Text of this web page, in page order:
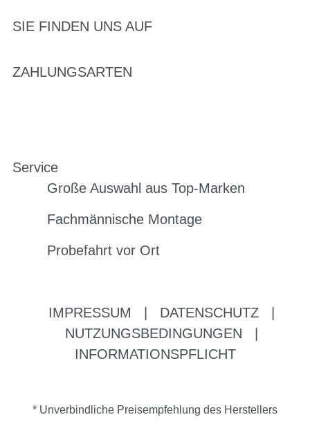
SIE FINDEN UNS AUF
ZAHLUNGSARTEN
Service
Große Auswahl aus Top-Marken
Fachmännische Montage
Probefahrt vor Ort
IMPRESSUM DATENSCHUTZ
NUTZUNGSBEDINGUNGEN
INFORMATIONSPFLICHT
* Unverbindliche Preisempfehlung des Herstellers